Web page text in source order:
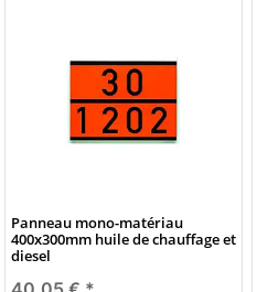
Panneau mono-matériau
400x300mm huile de chauffage et
diesel